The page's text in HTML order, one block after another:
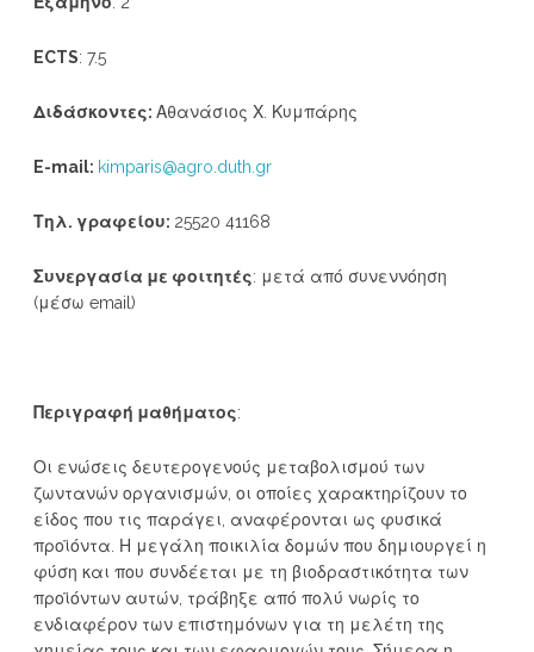
ECTS: 7.5
Διδάσκοντες: Αθανάσιος Χ. Κυμπάρης
E-mail: kimparis@agro.duth.gr
Τηλ. γραφείου: 25520 41168
Συνεργασία με φοιτητές: μετά από συνεννόηση
(μέσω email)
Περιγραφή μαθήματος:
Οι ενώσεις δευτερογενούς μεταβολισμού των
ζωντανών οργανισμών, οι οποίες χαρακτηρίζουν το
είδος που τις παράγει, αναφέρονται ως φυσικά
προϊόντα. Η μεγάλη ποικιλία δομών που δημιουργεί η
φύση και που συνδέεται με τη βιοδραστικότητα των
προϊόντων αυτών, τράβηξε από πολύ νωρίς το
ενδιαφέρον των επιστημόνων για τη μελέτη της